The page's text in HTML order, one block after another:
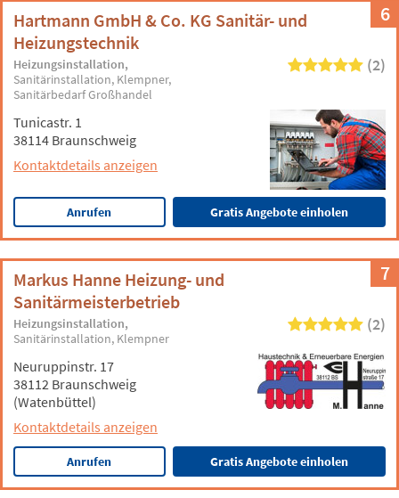
6
Hartmann GmbH & Co. KG Sanitär- und
Heizungstechnik
Heizungsinstallation
Sanitärinstallation Klempner
Sanitärbedarf Großhandel
(2)
Tunicastr. 1
38114 Braunschweig
Kontaktdetails anzeigen
Anrufen Gratis Angebote einholen
7
Markus Hanne Heizung- und
Sanitärmeisterbetrieb
Heizungsinstallation
Sanitärinstallation Klempner
(2)
Neuruppinstr. 17
38112 Braunschweig
(Watenbüttel)
Kontaktdetails anzeigen
Anrufen Gratis Angebote einholen